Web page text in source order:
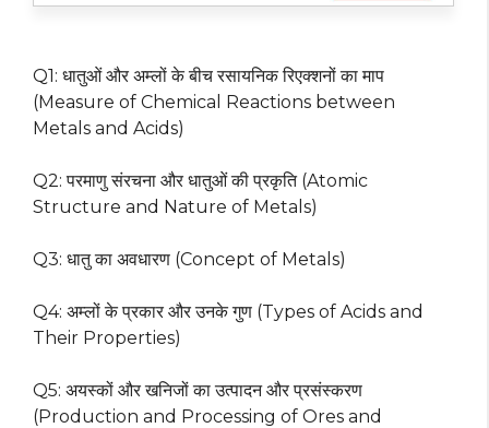
Q1: धातुओं और अम्लों के बीच रसायनिक रिएक्शनों का माप
(Measure of Chemical Reactions between
Metals and Acids)
Q2: परमाणु संरचना और धातुओं की प्रकृति (Atomic
Structure and Nature of Metals)
Q3: धातु का अवधारण (Concept of Metals)
Q4: अम्लों के प्रकार और उनके गुण (Types of Acids and
Their Properties)
Q5: अयस्कों और खनिजों का उत्पादन और प्रसंस्करण
(Production and Processing of Ores and